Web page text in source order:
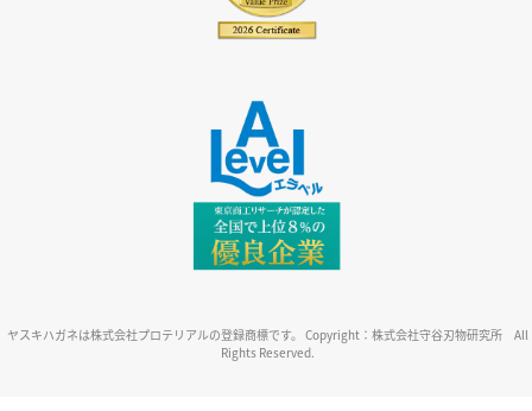
ヤスキハガネは株式会社プロテリアルの登録商標です。 Copyright：株式会社守谷刃物研究所 All
Rights Reserved.